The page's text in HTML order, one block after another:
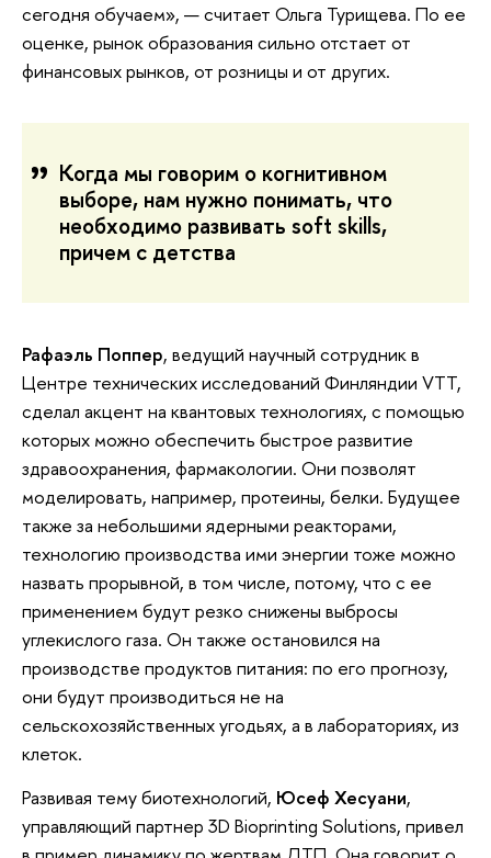
сегодня обучаем», — считает Ольга Турищева. По ее
оценке, рынок образования сильно отстает от
финансовых рынков, от розницы и от других.
Когда мы говорим о когнитивном
выборе, нам нужно понимать, что
необходимо развивать soft skills,
причем с детства
Рафаэль Поппер, ведущий научный сотрудник в
Центре технических исследований Финляндии VTT,
сделал акцент на квантовых технологиях, с помощью
которых можно обеспечить быстрое развитие
здравоохранения, фармакологии. Они позволят
моделировать, например, протеины, белки. Будущее
также за небольшими ядерными реакторами,
технологию производства ими энергии тоже можно
назвать прорывной, в том числе, потому, что с ее
применением будут резко снижены выбросы
углекислого газа. Он также остановился на
производстве продуктов питания: по его прогнозу,
они будут производиться не на
сельскохозяйственных угодьях, а в лабораториях, из
клеток.
Развивая тему биотехнологий, Юсеф Хесуани,
управляющий партнер 3D Bioprinting Solutions, привел